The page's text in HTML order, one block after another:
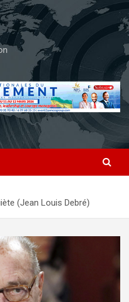
(Jean Louis Debré)